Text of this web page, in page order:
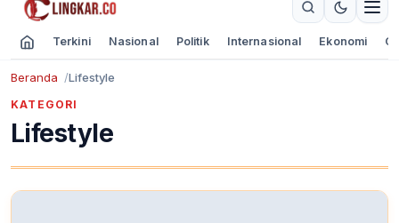
Terkini Nasional Politik Internasional Ekonomi
Beranda Lifestyle
KATEGORI
Lifestyle